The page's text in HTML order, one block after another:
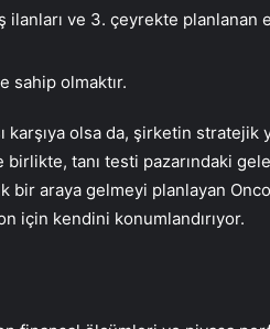
ilanları ve 3. çeyrekte planlanan
sahip olmaktır.
olsa da, şirketin stratejik
tanı testi pazarındaki
bir araya gelmeyi planlayan
için kendini konumlandırıyor.